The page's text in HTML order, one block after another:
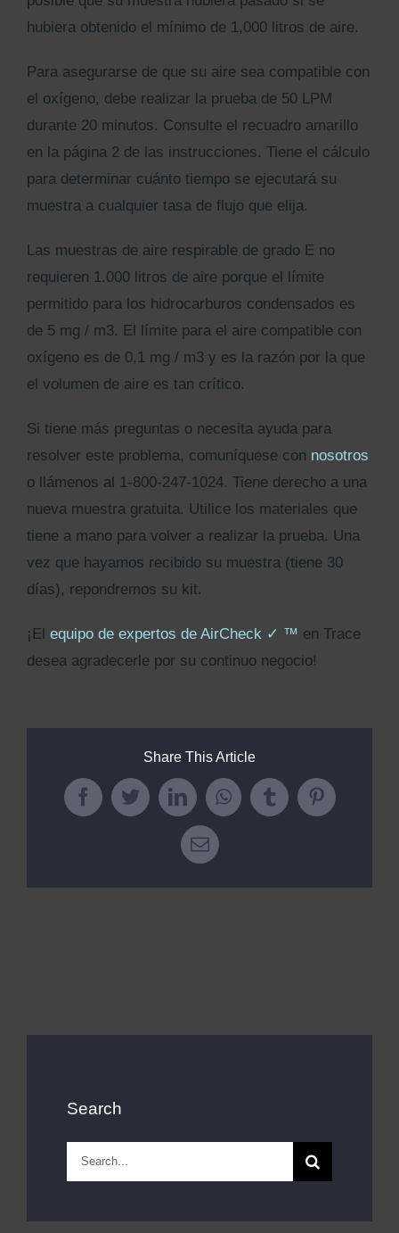
Kits AirCheck✓
Account
hubiera obtenido el mínimo de 1,000 litros de aire.
Para asegurarse de que su aire sea compatible con
el oxígeno, debe realizar la prueba de 50 LPM
durante 20 minutos. Consulte el recuadro amarillo
en la página 2 de las instrucciones. Tiene el cálculo
para determinar cuánto tiempo se ejecutará su
muestra a cualquier tasa de flujo que elija.
Las muestras de aire respirable de grado E no
requieren 1.000 litros de aire porque el límite
permitido para los hidrocarburos condensados es
de 5 mg / m3. El límite para el aire compatible con
oxígeno es de 0,1 mg / m3 y es la razón por la que
el volumen de aire es tan crítico.
Si tiene más preguntas o necesita ayuda para
resolver este problema, comuníquese con nosotros
o llámenos al 1-800-247-1024. Tiene derecho a una
nueva muestra gratuita. Utilice los materiales que
tiene a mano para volver a realizar la prueba. Una
vez que hayamos recibido su muestra (tiene 30
días), repondremos su kit.
¡El equipo de expertos de AirCheck ✓ ™ en Trace
desea agradecerle por su continuo negocio!
Share This Article
FacebookTwitterLinkedInWhatsApp
TumblrPinterest
Email
Search
Search
for: